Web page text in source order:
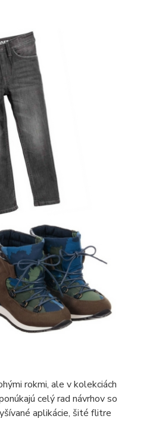
rokmi, ale v kolekciách
celý rad návrhov so
aplikácie, šité flitre